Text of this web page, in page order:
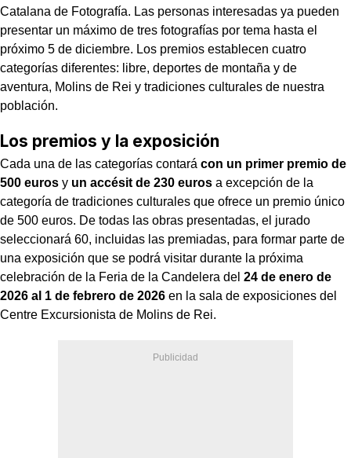
Catalana de Fotografía. Las personas interesadas ya pueden
presentar un máximo de tres fotografías por tema hasta el
próximo 5 de diciembre. Los premios establecen cuatro
categorías diferentes: libre, deportes de montaña y de
aventura, Molins de Rei y tradiciones culturales de nuestra
población.
Los premios y la exposición
Cada una de las categorías contará con un primer premio de
500 euros y un accésit de 230 euros a excepción de la
categoría de tradiciones culturales que ofrece un premio único
de 500 euros. De todas las obras presentadas, el jurado
seleccionará 60, incluidas las premiadas, para formar parte de
una exposición que se podrá visitar durante la próxima
celebración de la Feria de la Candelera del 24 de enero de
2026 al 1 de febrero de 2026 en la sala de exposiciones del
Centre Excursionista de Molins de Rei.